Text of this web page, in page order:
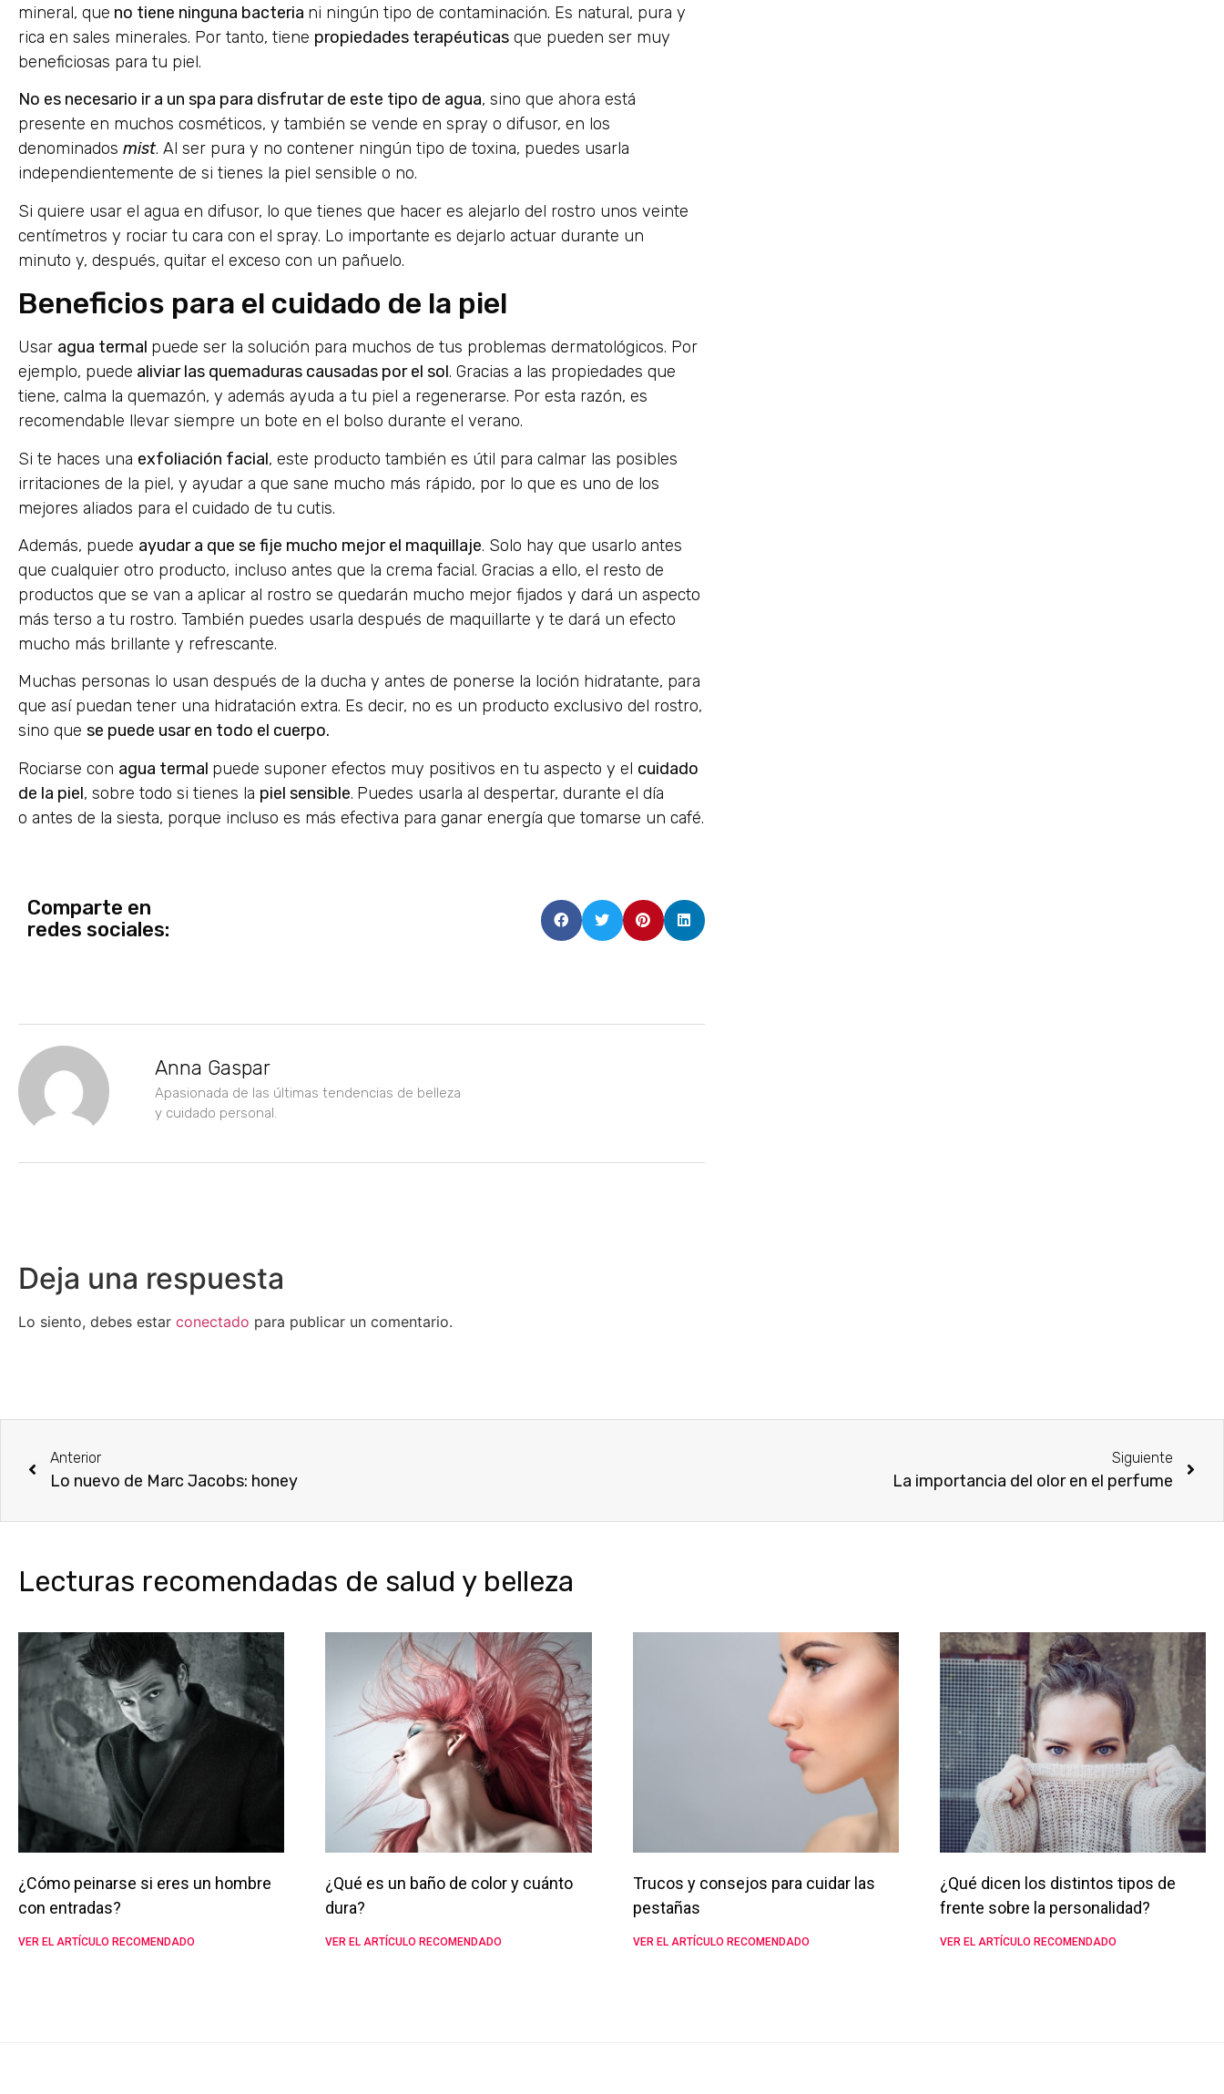
mineral, que no tiene ninguna bacteria ni ningún tipo de contaminación. Es natural, pura y
rica en sales minerales. Por tanto, tiene propiedades terapéuticas que pueden ser muy
beneficiosas para tu piel.
No es necesario ir a un spa para disfrutar de este tipo de agua, sino que ahora está
presente en muchos cosméticos, y también se vende en spray o difusor, en los
denominados mist. Al ser pura y no contener ningún tipo de toxina, puedes usarla
independientemente de si tienes la piel sensible o no.
Si quiere usar el agua en difusor, lo que tienes que hacer es alejarlo del rostro unos veinte
centímetros y rociar tu cara con el spray. Lo importante es dejarlo actuar durante un
minuto y, después, quitar el exceso con un pañuelo.
Beneficios para el cuidado de la piel
Usar agua termal puede ser la solución para muchos de tus problemas dermatológicos. Por
ejemplo, puede aliviar las quemaduras causadas por el sol. Gracias a las propiedades que
tiene, calma la quemazón, y además ayuda a tu piel a regenerarse. Por esta razón, es
recomendable llevar siempre un bote en el bolso durante el verano.
Si te haces una exfoliación facial, este producto también es útil para calmar las posibles
irritaciones de la piel, y ayudar a que sane mucho más rápido, por lo que es uno de los
mejores aliados para el cuidado de tu cutis.
Además, puede ayudar a que se fije mucho mejor el maquillaje. Solo hay que usarlo antes
que cualquier otro producto, incluso antes que la crema facial. Gracias a ello, el resto de
productos que se van a aplicar al rostro se quedarán mucho mejor fijados y dará un aspecto
más terso a tu rostro. También puedes usarla después de maquillarte y te dará un efecto
mucho más brillante y refrescante.
Muchas personas lo usan después de la ducha y antes de ponerse la loción hidratante, para
que así puedan tener una hidratación extra. Es decir, no es un producto exclusivo del rostro,
sino que se puede usar en todo el cuerpo.
Rociarse con agua termal puede suponer efectos muy positivos en tu aspecto y el cuidado
de la piel, sobre todo si tienes la piel sensible. Puedes usarla al despertar, durante el día
o antes de la siesta, porque incluso es más efectiva para ganar energía que tomarse un café.
Comparte en
redes sociales:
Anna Gaspar
Apasionada de las últimas tendencias de belleza
y cuidado personal.
Deja una respuesta
Lo siento, debes estar conectado para publicar un comentario.
Anterior
Lo nuevo de Marc Jacobs: honey
Siguiente
La importancia del olor en el perfume
Lecturas recomendadas de salud y belleza
¿Cómo peinarse si eres un hombre
con entradas?
VER EL ARTÍCULO RECOMENDADO
¿Qué es un baño de color y cuánto
dura?
VER EL ARTÍCULO RECOMENDADO
Trucos y consejos para cuidar las
pestañas
VER EL ARTÍCULO RECOMENDADO
¿Qué dicen los distintos tipos de
frente sobre la personalidad?
VER EL ARTÍCULO RECOMENDADO